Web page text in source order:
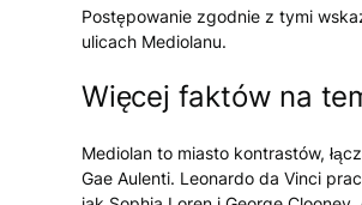
Postępowanie zgodnie z tymi
ulicach Mediolanu.
Więcej faktów na
Mediolan to miasto kontrastów,
Gae Aulenti. Leonardo da Vinci